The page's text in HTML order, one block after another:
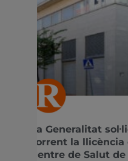
La Generalitat
Torrent la
Centre de Salut